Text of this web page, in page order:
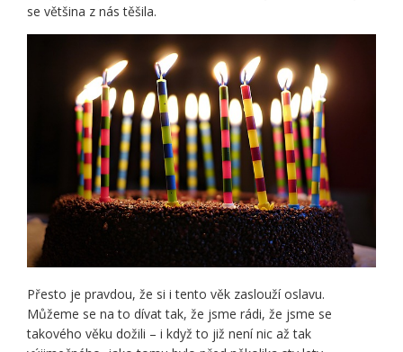
se většina z nás těšila.
Přesto je pravdou, že si i tento věk zaslouží oslavu.
Můžeme se na to dívat tak, že jsme rádi, že jsme se
takového věku dožili – i když to již není nic až tak